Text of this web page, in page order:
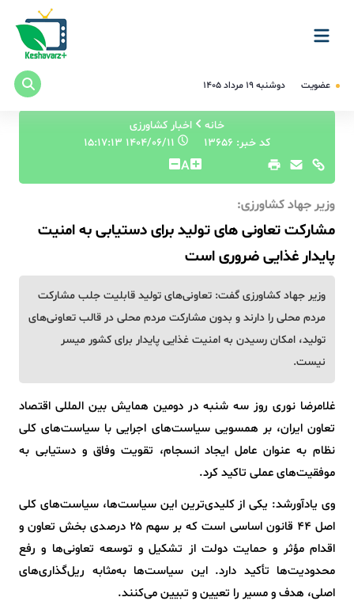
عضویت دوشنبه ۱۹ مرداد ۱۴۰۵
خانه
اخبار کشاورزی
کد خبر: 13656
A
وزیر جهاد کشاورزی:
مشارکت تعاونی های تولید برای دستیابی به امنیت
پایدار غذایی ضروری است
وزیر جهاد کشاورزی گفت: تعاونی‌های تولید قابلیت جلب مشارکت
مردم محلی را دارند و بدون مشارکت مردم محلی در قالب تعاونی‌های
تولید، امکان رسیدن به امنیت غذایی پایدار برای کشور میسر
نیست.
غلامرضا نوری روز سه شنبه در دومین همایش بین المللی اقتصاد
تعاون ایران، بر همسویی سیاست‌های اجرایی با سیاست‌های کلی
نظام به عنوان عامل ایجاد انسجام، تقویت وفاق و دستیابی به
موفقیت‌های عملی تاکید کرد.
وی یادآورشد: یکی از کلیدی‌ترین این سیاست‌ها، سیاست‌های کلی
اصل ۴۴ قانون اساسی است که بر سهم ۲۵ درصدی بخش تعاون و
اقدام مؤثر و حمایت دولت از تشکیل و توسعه تعاونی‌ها و رفع
محدودیت‌ها تأکید دارد. این سیاست‌ها به‌مثابه ریل‌گذاری‌های
اصلی، هدف و مسیر را تعیین و تبیین می‌کنند.